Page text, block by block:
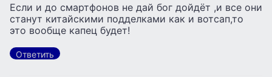
Если и до смартфонов не дай бог дойдёт ,и все они
станут китайскими подделками как и вотсап,то
это вообще капец будет!
Ответить